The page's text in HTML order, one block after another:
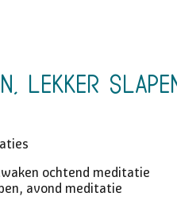
Lekker
ochtend meditatie
avond meditatie